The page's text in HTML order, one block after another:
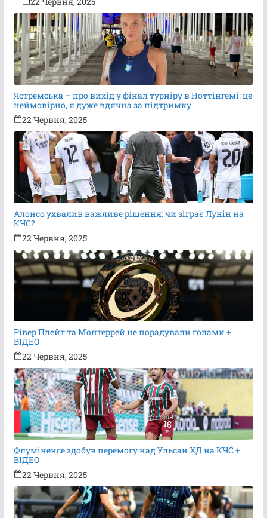
Ястремська – про вихід у фінал турніру в Ноттінгемі: це
неймовірно, я дуже вдячна за підтримку
22 Червня, 2025
Алонсо ухвалив важливе рішення: чи зіграє Лунін на
КЧС?
22 Червня, 2025
Рівер Плейт та Монтеррей не порадували голами +
ВІДЕО
22 Червня, 2025
Флуміненсе здобув перемогу над Ульсан ХД на КЧС +
ВІДЕО
22 Червня, 2025